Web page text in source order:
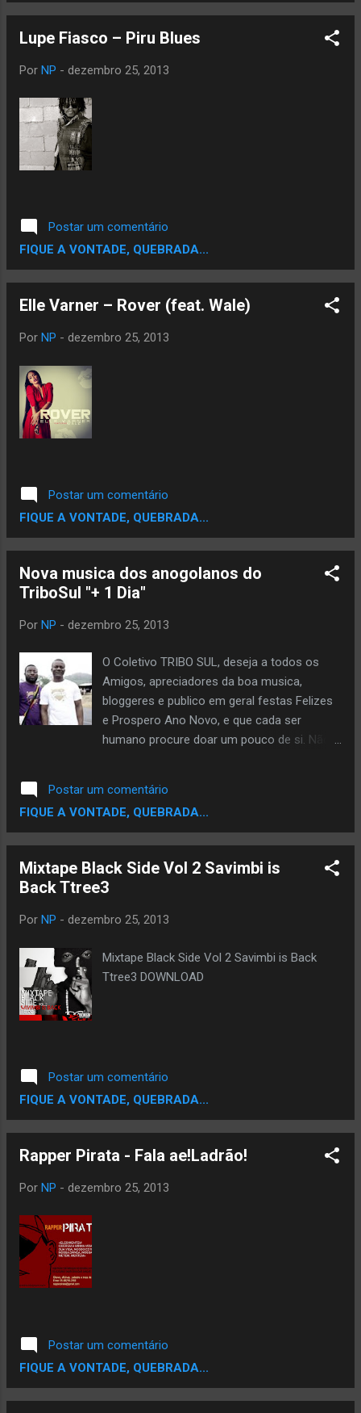
Lupe Fiasco – Piru Blues
Por NP - dezembro 25, 2013
Postar um comentário
FIQUE A VONTADE, QUEBRADA...
Elle Varner – Rover (feat. Wale)
Por NP - dezembro 25, 2013
Postar um comentário
FIQUE A VONTADE, QUEBRADA...
Nova musica dos anogolanos do
TriboSul "+ 1 Dia"
Por NP - dezembro 25, 2013
O Coletivo TRIBO SUL, deseja a todos os
Amigos, apreciadores da boa musica,
bloggeres e publico em geral festas Felizes
e Prospero Ano Novo, e que cada ser
humano procure doar um pouco de si. Não
com o próximo. Receba a musica MAIS 1
DIA, como prenda festiva. Um grande abraço
a todos. Boas Festas!
Postar um comentário
FIQUE A VONTADE, QUEBRADA...
Mixtape Black Side Vol 2 Savimbi is
Por NP - dezembro 25, 2013
Mixtape Black Side Vol 2 Savimbi is Back
Ttree3 DOWNLOAD
Postar um comentário
FIQUE A VONTADE, QUEBRADA...
Por NP - dezembro 25, 2013
Postar um comentário
FIQUE A VONTADE, QUEBRADA...